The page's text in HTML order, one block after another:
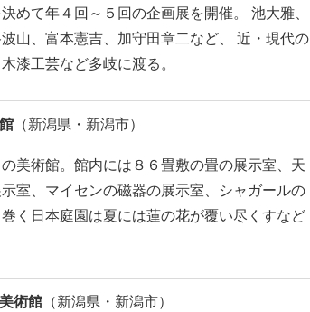
めて年４回～５回の企画展を開催。 池大雅、
山、富本憲吉、加守田章二など、 近・現代の
漆工芸など多岐に渡る。
（新潟県・新潟市）
美術館。館内には８６畳敷の畳の展示室、天
室、マイセンの磁器の展示室、シャガールの
く日本庭園は夏には蓮の花が覆い尽くすなど
術館（新潟県・新潟市）